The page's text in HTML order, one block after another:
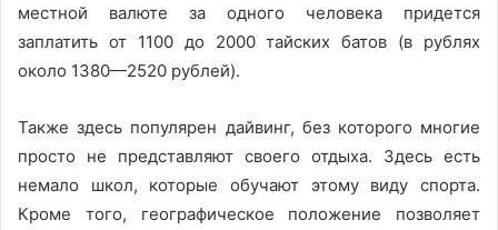
местной валюте за одного человека придется
заплатить от 1100 до 2000 тайских батов (в рублях
около 1380—2520 рублей).
Также здесь популярен дайвинг, без которого многие
просто не представляют своего отдыха. Здесь есть
немало школ, которые обучают этому виду спорта.
Кроме того, географическое положение позволяет